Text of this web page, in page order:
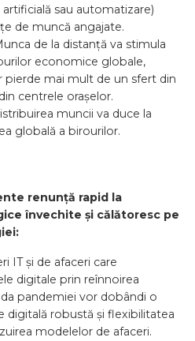
sau automatizare)
de muncă angajate.
de la distanță va stimula
economice globale,
pierde mai mult de un sfert din
centrele orașelor.
muncii va duce la
globală a birourilor.
renunță rapid la
învechite și călătoresc pe
IT și de afaceri care
digitale prin reînnoirea
pandemiei vor dobândi o
digitală robustă și flexibilitatea
modelelor de afaceri.